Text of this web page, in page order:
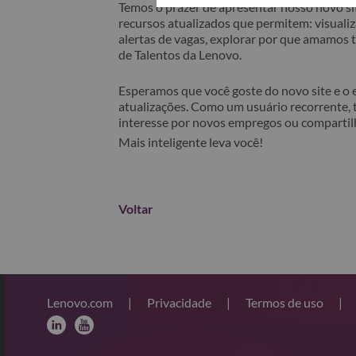
Temos o prazer de apresentar nosso novo
recursos atualizados que permitem:
alertas de vagas, explorar por que
de Talentos da Lenovo.
Esperamos que você goste do novo site e
atualizações. Como um usuário
interesse por novos empregos ou
Mais inteligente leva você!
Voltar
Lenovo.com | Privacidade | Termos de uso |